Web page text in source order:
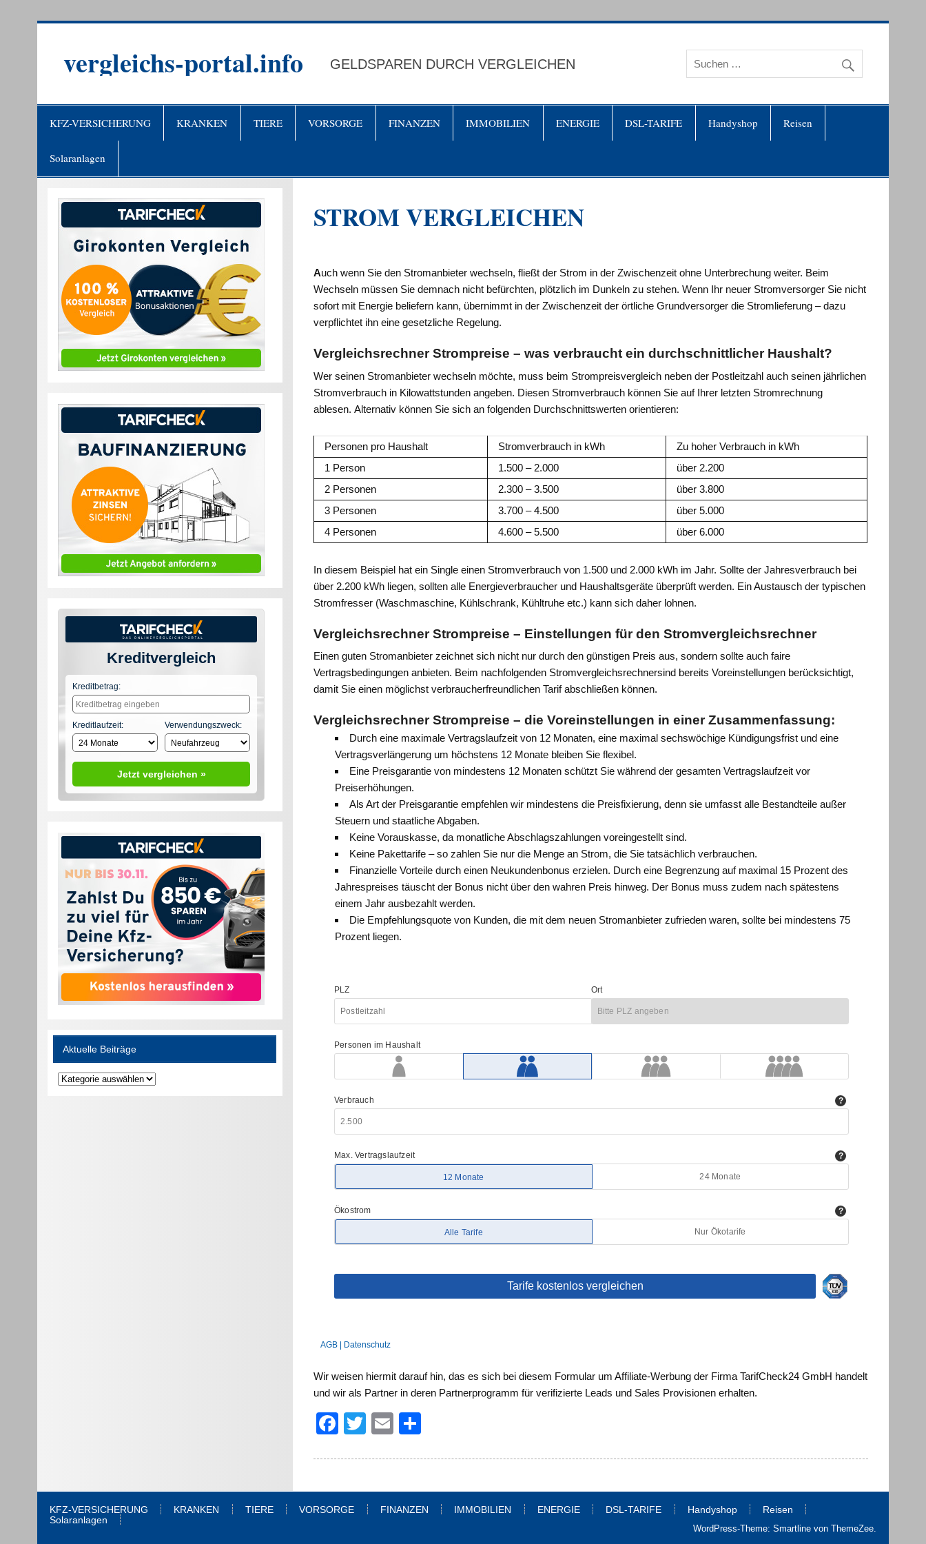
vergleichs-portal.info GELDSPAREN DURCH VERGLEICHEN
KFZ-VERSICHERUNG KRANKEN TIERE VORSORGE FINANZEN IMMOBILIEN ENERGIE DSL-TARIFE Handyshop Reisen
Solaranlagen
STROM VERGLEICHEN
Auch wenn Sie den Stromanbieter wechseln, fließt der Strom in der Zwischenzeit ohne Unterbrechung weiter. Beim
Wechseln müssen Sie demnach nicht befürchten, plötzlich im Dunkeln zu stehen. Wenn Ihr neuer Stromversorger Sie nicht
sofort mit Energie beliefern kann, übernimmt in der Zwischenzeit der örtliche Grundversorger die Stromlieferung – dazu
verpflichtet ihn eine gesetzliche Regelung.
Vergleichsrechner Strompreise – was verbraucht ein durchschnittlicher Haushalt?
Wer seinen Stromanbieter wechseln möchte, muss beim Strompreisvergleich neben der Postleitzahl auch seinen jährlichen
Stromverbrauch in Kilowattstunden angeben. Diesen Stromverbrauch können Sie auf Ihrer letzten Stromrechnung
ablesen. Alternativ können Sie sich an folgenden Durchschnittswerten orientieren:
Personen pro Haushalt Stromverbrauch in kWh
Zu hoher Verbrauch in kWh
1 Person
1.500 – 2.000
über 2.200
2 Personen
2.300 – 3.500
über 3.800
3 Personen
3.700 – 4.500
über 5.000
4 Personen
4.600 – 5.500 über 6.000
In diesem Beispiel hat ein Single einen Stromverbrauch von 1.500 und 2.000 kWh im Jahr. Sollte der Jahresverbrauch bei
über 2.200 kWh liegen, sollten alle Energieverbraucher und Haushaltsgeräte überprüft werden. Ein Austausch der typischen
Stromfresser (Waschmaschine, Kühlschrank, Kühltruhe etc.) kann sich daher lohnen.
Vergleichsrechner Strompreise – Einstellungen für den Stromvergleichsrechner
Einen guten Stromanbieter zeichnet sich nicht nur durch den günstigen Preis aus, sondern sollte auch faire
Vertragsbedingungen anbieten. Beim nachfolgenden Stromvergleichsrechnersind bereits Voreinstellungen berücksichtigt,
damit Sie einen möglichst verbraucherfreundlichen Tarif abschließen können.
Vergleichsrechner Strompreise – die Voreinstellungen in einer Zusammenfassung:
Durch eine maximale Vertragslaufzeit von 12 Monaten, eine maximal sechswöchige Kündigungsfrist und eine
Vertragsverlängerung um höchstens 12 Monate bleiben Sie flexibel.
Eine Preisgarantie von mindestens 12 Monaten schützt Sie während der gesamten Vertragslaufzeit vor
Preiserhöhungen.
Als Art der Preisgarantie empfehlen wir mindestens die Preisfixierung, denn sie umfasst alle Bestandteile außer
Steuern und staatliche Abgaben.
Keine Vorauskasse, da monatliche Abschlagszahlungen voreingestellt sind.
Keine Pakettarife – so zahlen Sie nur die Menge an Strom, die Sie tatsächlich verbrauchen.
Finanzielle Vorteile durch einen Neukundenbonus erzielen. Durch eine Begrenzung auf maximal 15 Prozent des
Jahrespreises täuscht der Bonus nicht über den wahren Preis hinweg. Der Bonus muss zudem nach spätestens
einem Jahr ausbezahlt werden.
Die Empfehlungsquote von Kunden, die mit dem neuen Stromanbieter zufrieden waren, sollte bei mindestens 75
Prozent liegen.
Wir weisen hiermit darauf hin, das es sich bei diesem Formular um Affiliate-Werbung der Firma TarifCheck24 GmbH handelt
und wir als Partner in deren Partnerprogramm für verifizierte Leads und Sales Provisionen erhalten.
F
c
e
b
T
tt
er
E
ail e
n
Kreditvergleich
Kreditbetrag:
Kreditlaufzeit: Verwendungszweck:
Jetzt vergleichen »
Aktuelle Beiträge
Aktuelle
Beiträge
KFZ-VERSICHERUNG KRANKEN TIERE VORSORGE FINANZEN IMMOBILIEN ENERGIE DSL-TARIFE Handyshop
Reisen
Solaranlagen
WordPress-Theme: Smartline von ThemeZee.